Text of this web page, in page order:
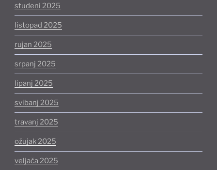
studeni 2025
listopad 2025
rujan 2025
srpanj 2025
lipanj 2025
svibanj 2025
travanj 2025
ožujak 2025
veljača 2025